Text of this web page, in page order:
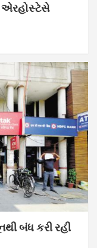
એરહોસ્ટેસે
બંધ કરી રહી